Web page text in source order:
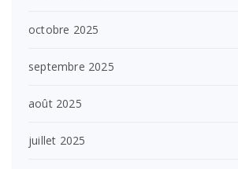
octobre 2025
septembre 2025
août 2025
juillet 2025